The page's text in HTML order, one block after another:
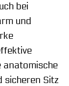
bei
und
anatomische
sicheren Sitz